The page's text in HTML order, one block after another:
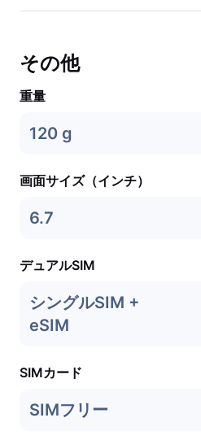
その他
重量
120 g
画面サイズ（インチ）
6.7
デュアルSIM
シングルSIM +
eSIM
SIMカード
SIMフリー